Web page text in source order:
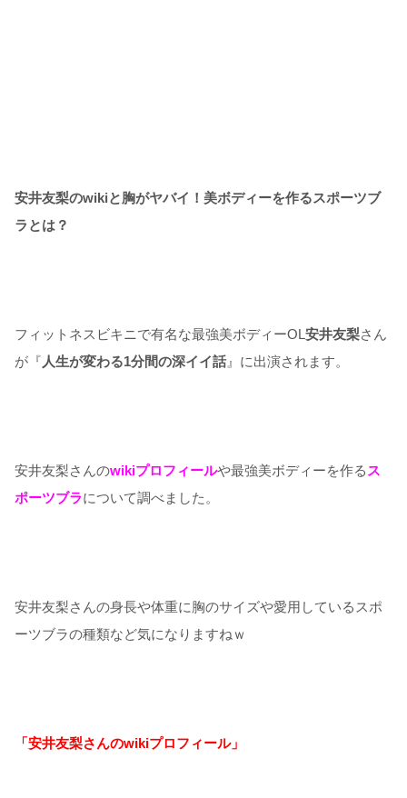
安井友梨のwikiと胸がヤバイ！美ボディーを作るスポーツブ
ラとは？
フィットネスビキニで有名な最強美ボディーOL安井友梨さん
が『 人生が変わる1分間の深イイ話』に出演されます。
安井友梨さんのwikiプロフィールや最強美ボディーを作る ス
ポーツブラについて調べました。
安井友梨さんの身長や体重に胸のサイズや愛用しているスポ
ーツブラの種類など気になりますねｗ
「安井友梨さんのwikiプロフィール」